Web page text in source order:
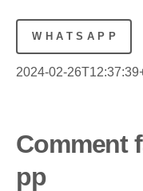
WHATSAPP
2024-02-
Comment
pp